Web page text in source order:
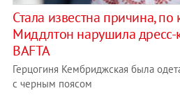
Стала известна причина, по
Миддлтон нарушила
BAFTA
Герцогиня Кембриджская была
с черным поясом